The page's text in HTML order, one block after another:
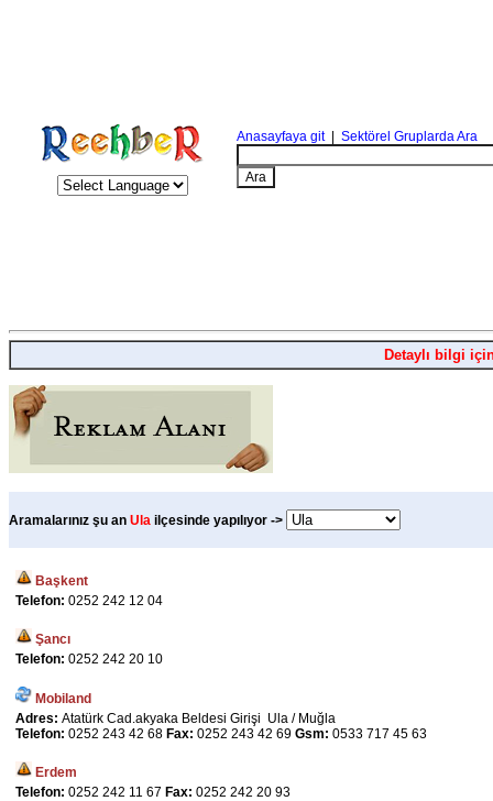
Anasayfaya git| Sektörel Gruplarda Ara
Detaylı bilgi
Aramalarınız şu an Ula ilçesinde yapılıyor ->
Başkent
Telefon: 0252 242 12 04
Şancı
Telefon: 0252 242 20 10
Mobiland
Adres: Atatürk Cad.akyaka Beldesi Girişi Ula / Muğla
Telefon: 0252 243 42 68 Fax: 0252 243 42 69 Gsm: 0533 717 45 63
Erdem
Telefon: 0252 242 11 67 Fax: 0252 242 20 93